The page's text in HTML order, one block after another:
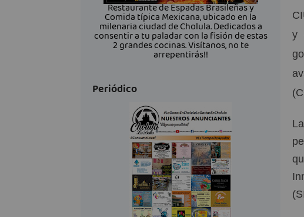
y
Restaurante de Espadas Brasileñas y
Comida típica Mexicana, ubicado en la
milenaria ciudad de Cholula. Dedicados a
consentir a tu paladar con la fisión de estas
2 grandes cocinas. Visítanos, no te
arrepentirás!!
Periódico